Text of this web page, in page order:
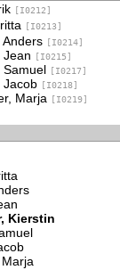
[I0212]
[I0213]
Anders [I0214]
Jean [I0215]
Samuel [I0217]
Jacob [I0218]
Marja [I0219]
Kierstin